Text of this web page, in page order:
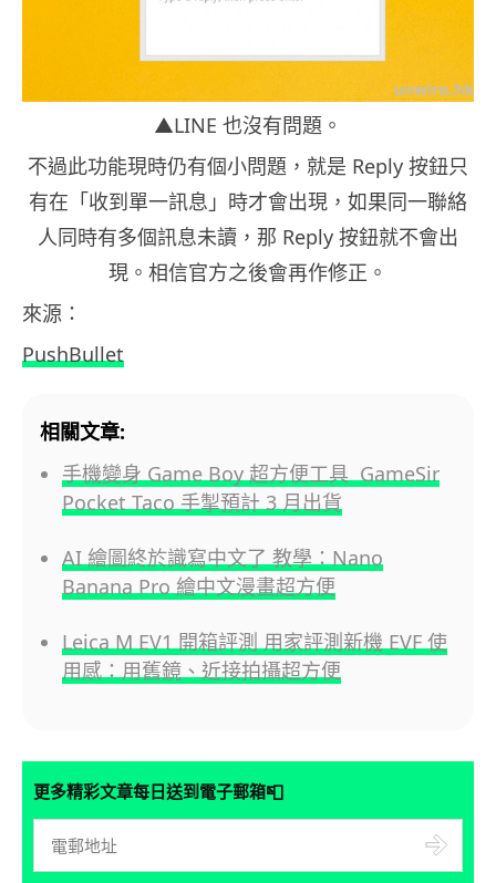
▲LINE 也沒有問題。
不過此功能現時仍有個小問題，就是 Reply 按鈕只
有在「收到單一訊息」時才會出現，如果同一聯絡
人同時有多個訊息未讀，那 Reply 按鈕就不會出
現。相信官方之後會再作修正。
來源：
PushBullet
相關文章:
手機變身 Game Boy 超方便工具 GameSir
Pocket Taco 手掣預計 3 月出貨
AI 繪圖終於識寫中文了 教學：Nano
Banana Pro 繪中文漫畫超方便
Leica M EV1 開箱評測 用家評測新機 EVF 使
用感：用舊鏡、近接拍攝超方便
更多精彩文章每日送到電子郵箱📮